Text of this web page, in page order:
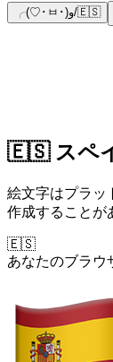
╭(♡･ㅂ･)و/🇪🇸
🇪🇸 スペイ
絵文字はプラッ
作成することが
🇪🇸
あなたのブラウ